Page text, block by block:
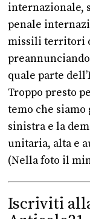
internazionale,
penale
missili territori
quale parte
Troppo presto
temo che
sinistra e la
unitaria, alta e
(Nella foto il
Iscriviti